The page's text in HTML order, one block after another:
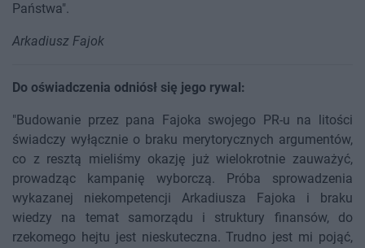
Państwa".
Arkadiusz Fajok
Do oświadczenia odniósł się jego rywal:
"Budowanie przez pana Fajoka swojego PR-u na litości
świadczy wyłącznie o braku merytorycznych argumentów,
co z resztą mieliśmy okazję już wielokrotnie zauważyć,
prowadząc kampanię wyborczą. Próba sprowadzenia
wykazanej niekompetencji Arkadiusza Fajoka i braku
wiedzy na temat samorządu i struktury finansów, do
rzekomego hejtu jest nieskuteczna. Trudno jest mi pojąć,